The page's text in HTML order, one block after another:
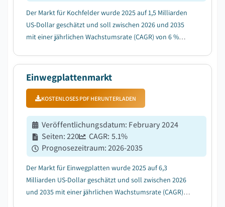
Der Markt für Kochfelder wurde 2025 auf 1,5 Milliarden
US-Dollar geschätzt und soll zwischen 2026 und 2035
mit einer jährlichen Wachstumsrate (CAGR) von 6 %
Nachfrage nach tragbaren Kochlösungen steigern....
Einwegplattenmarkt
KOSTENLOSES PDF HERUNTERLADEN
Veröffentlichungsdatum: February 2024
Seiten:220 CAGR: 5.1%
Prognosezeitraum:2026-2035
Der Markt für Einwegplatten wurde 2025 auf 6,3
Milliarden US-Dollar geschätzt und soll zwischen 2026
und 2035 mit einer jährlichen Wachstumsrate (CAGR)